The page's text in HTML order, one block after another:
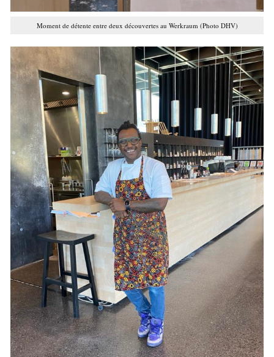
Moment de détente entre deux découvertes au Werkraum (Photo DHV)